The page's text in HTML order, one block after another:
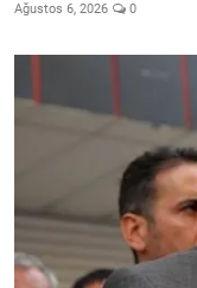
Ağustos 6, 2026 0